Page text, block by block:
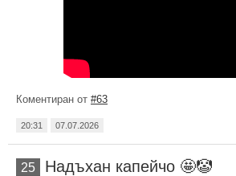
Коментиран от #63
20:31 07.07.2026
25 Надъхан капейчо 🤩🤡